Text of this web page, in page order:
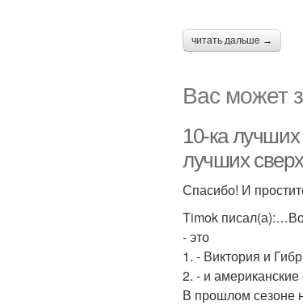
читать дальше →
Вас может
10-ка лучших
лучших
Спасибо! И
Timok
- это
1. - Виктория и
2. - и
В прошлом сезоне